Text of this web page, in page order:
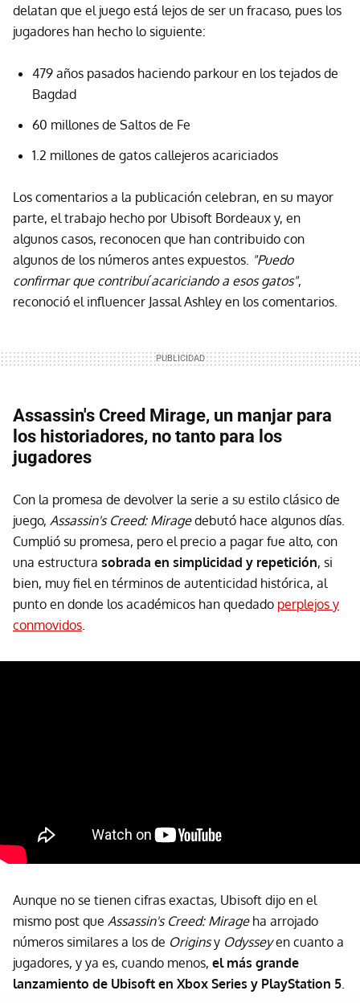
delatan que el juego está lejos de ser un fracaso, pues los
jugadores han hecho lo siguiente:
479 años pasados haciendo parkour en los tejados de
Bagdad
60 millones de Saltos de Fe
1.2 millones de gatos callejeros acariciados
Los comentarios a la publicación celebran, en su mayor
parte, el trabajo hecho por Ubisoft Bordeaux y, en
algunos casos, reconocen que han contribuido con
algunos de los números antes expuestos. "Puedo
confirmar que contribuí acariciando a esos gatos",
reconoció el influencer Jassal Ashley en los comentarios.
Assassin's Creed Mirage, un manjar para
los historiadores, no tanto para los
jugadores
Con la promesa de devolver la serie a su estilo clásico de
juego, Assassin's Creed: Miragedebutó hace algunos días.
Cumplió su promesa, pero el precio a pagar fue alto, con
una estructura sobrada en simplicidad y repetición, si
bien, muy fiel en términos de autenticidad histórica, al
punto en donde los académicos han quedado perplejos y
conmovidos
Aunque no se tienen cifras exactas, Ubisoft dijo en el
mismo post que Assassin's Creed: Mirageha arrojado
números similares a los de Originsy Odysseyen cuanto a
jugadores, y ya es, cuando menos, el más grande
lanzamiento de Ubisoft en Xbox Series y PlayStation 5